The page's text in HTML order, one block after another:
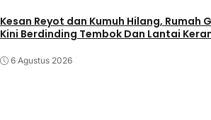
Kesan Reyot dan Kumuh Hilang, Rumah
Kini Berdinding Tembok Dan Lantai
6 Agustus 2026